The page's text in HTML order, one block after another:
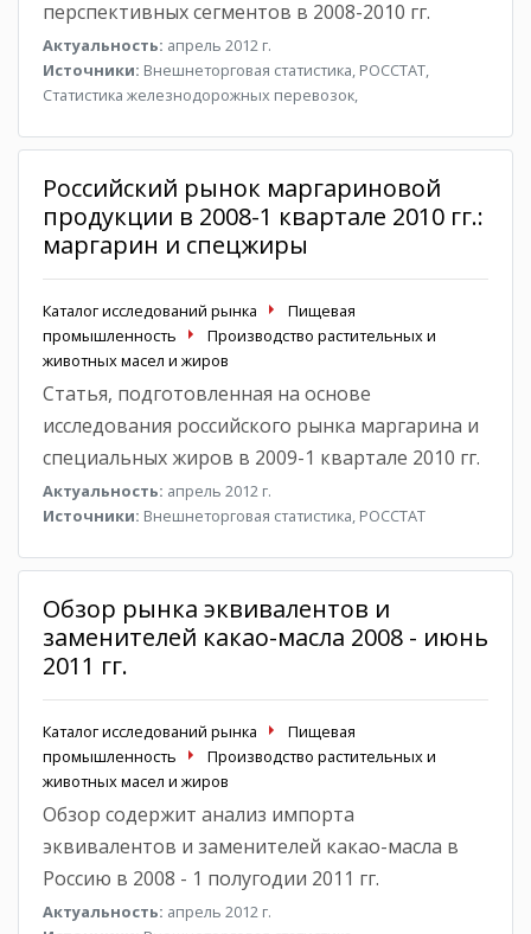
перспективных сегментов в 2008-2010 гг.
Актуальность: апрель 2012 г.
Источники: Внешнеторговая статистика, РОССТАТ,
Статистика железнодорожных перевозок,
Российский рынок маргариновой
продукции в 2008-1 квартале 2010 гг.:
маргарин и спецжиры
Каталог исследований рынка
Пищевая
промышленность
Производство растительных и
животных масел и жиров
Статья, подготовленная на основе
исследования российского рынка маргарина и
специальных жиров в 2009-1 квартале 2010 гг.
Актуальность: апрель 2012 г.
Источники: Внешнеторговая статистика, РОССТАТ
Обзор рынка эквивалентов и
заменителей какао-масла 2008 - июнь
2011 гг.
Каталог исследований рынка
Пищевая
промышленность
Производство растительных и
животных масел и жиров
Обзор содержит анализ импорта
эквивалентов и заменителей какао-масла в
Россию в 2008 - 1 полугодии 2011 гг.
Актуальность: апрель 2012 г.